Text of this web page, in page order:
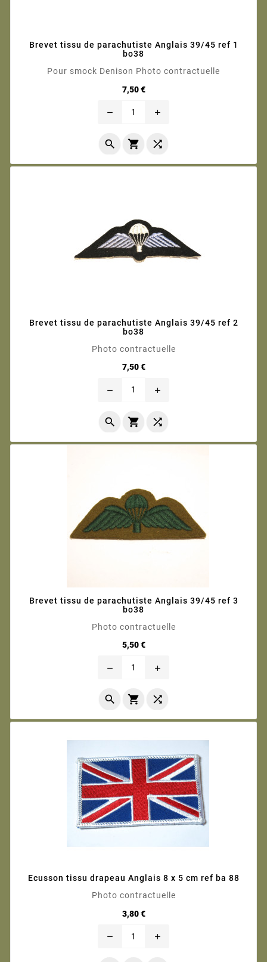
Brevet tissu de parachutiste Anglais 39/45 ref 1
bo38
Pour smock Denison Photo contractuelle
7,50 €Prix
remove add
  
Brevet tissu de parachutiste Anglais 39/45 ref 2
bo38
Photo contractuelle
7,50 €Prix
remove add
  
Brevet tissu de parachutiste Anglais 39/45 ref 3
bo38
Photo contractuelle
5,50 €Prix
remove add
  
Ecusson tissu drapeau Anglais 8 x 5 cm ref ba 88
Photo contractuelle
3,80 €Prix
remove add